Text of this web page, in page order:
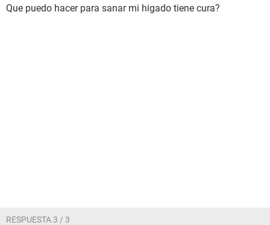
Que puedo hacer para sanar mi higado tiene cura?
RESPUESTA 3 / 3